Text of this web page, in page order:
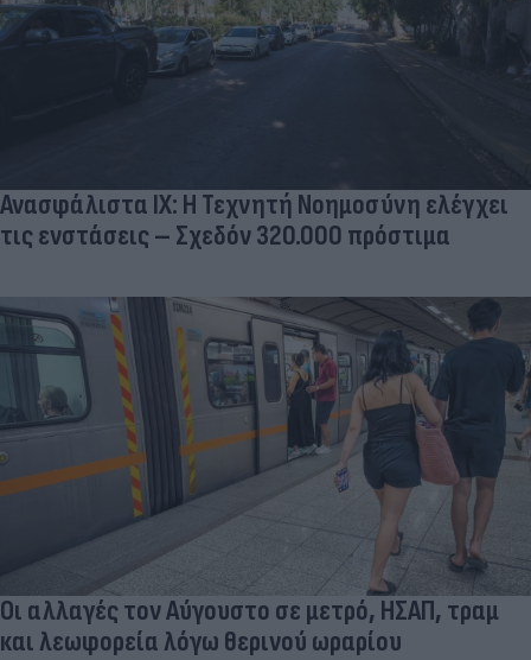
Ανασφάλιστα ΙΧ: Η Τεχνητή Νοημοσύνη ελέγχει
τις ενστάσεις – Σχεδόν 320.000 πρόστιμα
Οι αλλαγές τον Αύγουστο σε μετρό, ΗΣΑΠ, τραμ
και λεωφορεία λόγω θερινού ωραρίου